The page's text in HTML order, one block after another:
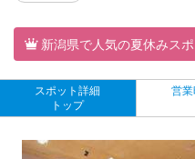
新潟県で人気の夏休みス
スポット詳細
トップ
営